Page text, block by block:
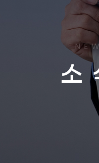
리모델링
부동산종합관리
조상땅찾기